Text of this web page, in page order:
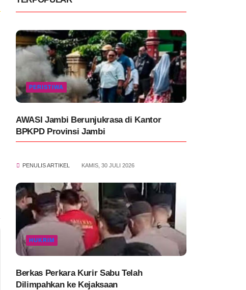
PERISTIWA
AWASI Jambi Berunjukrasa di Kantor
BPKPD Provinsi Jambi
PENULIS ARTIKEL KAMIS, 30 JULI 2026
HUKRIM
Berkas Perkara Kurir Sabu Telah
Dilimpahkan ke Kejaksaan